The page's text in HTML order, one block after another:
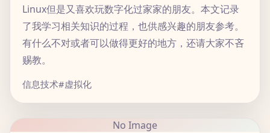
Linux但是又喜欢玩数字化过家家的朋友。本文记录
了我学习相关知识的过程，也供感兴趣的朋友参考。
有什么不对或者可以做得更好的地方，还请大家不吝
赐教。
信息技术#虚拟化
No Image